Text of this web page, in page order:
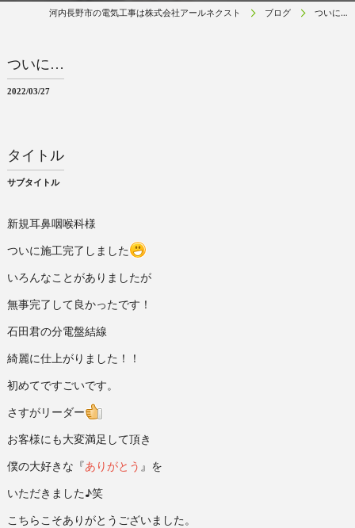
河内長野市の電気工事は株式会社アールネクスト ブログ ついに…
ついに…
2022/03/27
タイトル
サブタイトル
新規耳鼻咽喉科様
ついに施工完了しました
いろんなことがありましたが
無事完了して良かったです！
石田君の分電盤結線
綺麗に仕上がりました！！
初めてですごいです。
さすがリーダー
お客様にも大変満足して頂き
僕の大好きな『ありがとう 』を
いただきました♪笑
こちらこそありがとうございました。